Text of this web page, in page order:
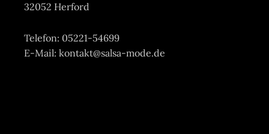
32052 Herford
Telefon: 05221-54699
E-Mail: kontakt@salsa-mode.de